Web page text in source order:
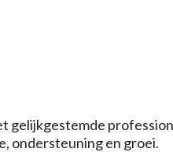
gelijkgestemde
ondersteuning en groei.